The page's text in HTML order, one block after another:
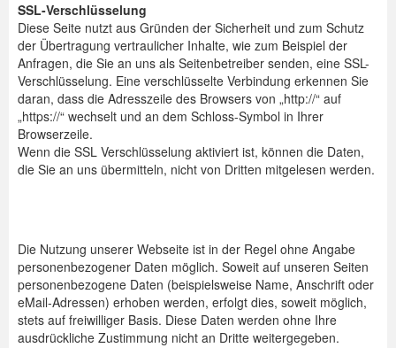
SSL-Verschlüsselung
Diese Seite nutzt aus Gründen der Sicherheit und zum Schutz
der Übertragung vertraulicher Inhalte, wie zum Beispiel der
Anfragen, die Sie an uns als Seitenbetreiber senden, eine SSL-
Verschlüsselung. Eine verschlüsselte Verbindung erkennen Sie
daran, dass die Adresszeile des Browsers von „http://“ auf
„https://“ wechselt und an dem Schloss-Symbol in Ihrer
Browserzeile.
Wenn die SSL Verschlüsselung aktiviert ist, können die Daten,
die Sie an uns übermitteln, nicht von Dritten mitgelesen werden.
Die Nutzung unserer Webseite ist in der Regel ohne Angabe
personenbezogener Daten möglich. Soweit auf unseren Seiten
personenbezogene Daten (beispielsweise Name, Anschrift oder
eMail-Adressen) erhoben werden, erfolgt dies, soweit möglich,
stets auf freiwilliger Basis. Diese Daten werden ohne Ihre
ausdrückliche Zustimmung nicht an Dritte weitergegeben.